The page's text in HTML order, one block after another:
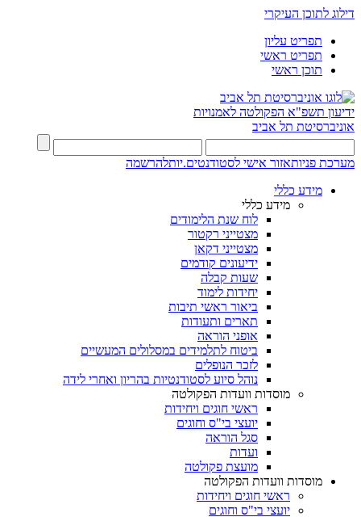
דילוג לתוכן העיקרי
תפריט עליון
תפריט ראשי
תוכן ראשי
ידיעון תשפ"א הפקולטה לאמנויות
אוניברסיטת תל אביב
מערכת פניותאזור אישי לסטודנטים.יותלהרשמה
מידע כללי
מידע כללי
לוח שנת הלימודים
מצטייני רקטור
מצטייני דקאן
ידיעונים קודמים
שעות קבלה
יחידות לימוד
ביאור ראשי תיבות
תארים ותעודות
אופני הוראה
ביטוח לתלמידים במסלולים המעשיים
לזכר הנופלים
נוהל סיוע לסטודנטיות בהריון ואחרי לידה
מוסדות וועדות הפקולטה
ראשי חוגים ויחידות
יועצי בי"ס וחוגים
סגל הוראה
ועדות
מועצת פקולטה
מוסדות וועדות הפקולטה
ראשי חוגים ויחידות
יועצי בי"ס וחוגים